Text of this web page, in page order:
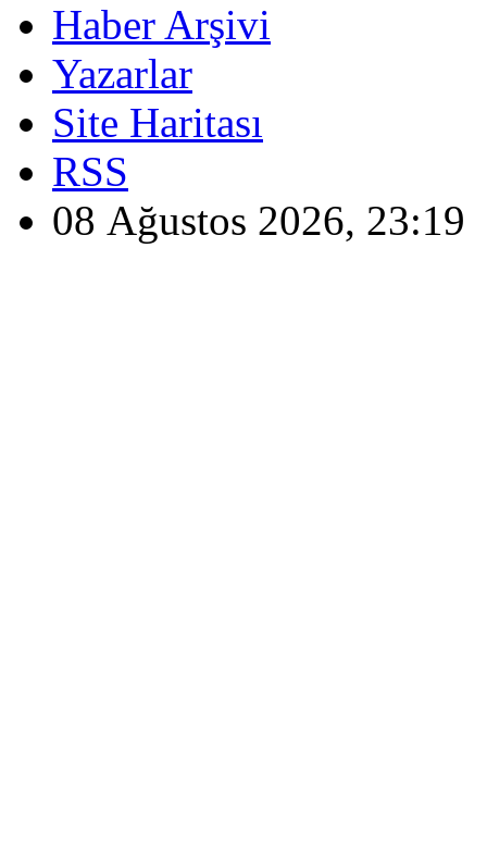
Haber Arşivi
Yazarlar
Site Haritası
RSS
08 Ağustos 2026, 23:19